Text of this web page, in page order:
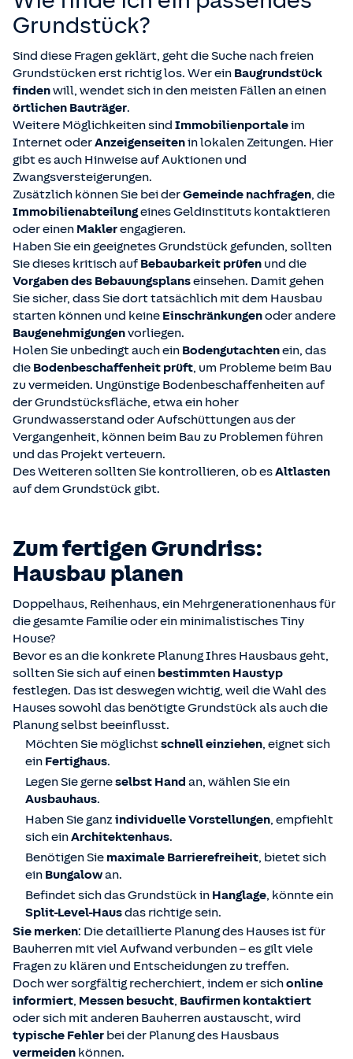
Grundstück?
Sind diese Fragen geklärt, geht die Suche nach freien
Grundstücken erst richtig los. Wer ein Baugrundstück
findenwill, wendet sich in den meisten Fällen an einen
örtlichen Bauträger.
Weitere Möglichkeiten sind Immobilienportaleim
Internet oderAnzeigenseitenin lokalen Zeitungen. Hier
gibt es auch Hinweise auf Auktionen und
Zwangsversteigerungen.
Zusätzlich können Sie bei derGemeinde nachfragen, die
Immobilienabteilungeines Geldinstituts kontaktieren
oder einen Maklerengagieren.
Haben Sie ein geeignetes Grundstück gefunden, sollten
Sie dieses kritisch auf Bebaubarkeit prüfen und die
Vorgaben des Bebauungsplanseinsehen. Damit gehen
Sie sicher, dass Sie dort tatsächlich mit dem Hausbau
starten können und keine Einschränkungenoder andere
Baugenehmigungenvorliegen.
Holen Sie unbedingt auch ein Bodengutachtenein, das
die Bodenbeschaffenheit prüft, um Probleme beim Bau
zu vermeiden. Ungünstige Bodenbeschaffenheiten auf
der Grundstücksfläche, etwa ein hoher
Grundwasserstand oder Aufschüttungen aus der
Vergangenheit, können beim Bau zu Problemen führen
und das Projekt verteuern.
Des Weiteren sollten Sie kontrollieren, ob esAltlasten
auf dem Grundstück gibt.
Zum fertigen Grundriss:
Hausbau planen
Doppelhaus, Reihenhaus, ein Mehrgenerationenhaus für
die gesamte Familie oder ein minimalistisches Tiny
House?
Bevor es an die konkrete Planung Ihres Hausbaus geht,
sollten Sie sich auf einen bestimmten Haustyp
festlegen. Das ist deswegen wichtig, weil die Wahl des
Hauses sowohl das benötigte Grundstück als auch die
Planung selbst beeinflusst.
Möchten Sie möglichstschnell einziehen, eignet sich
ein Fertighaus.
Legen Sie gerneselbst Hand an, wählen Sie ein
Ausbauhaus.
Haben Sie ganz individuelle Vorstellungen, empfiehlt
sich einArchitektenhaus.
Benötigen Sie maximale Barrierefreiheit, bietet sich
ein Bungalowan.
Befindet sich das Grundstück in Hanglage, könnte ein
Split-Level-Hausdas richtige sein.
Sie merken: Die detaillierte Planung des Hauses ist für
Bauherren mit viel Aufwand verbunden – es gilt viele
Fragen zu klären und Entscheidungen zu treffen.
Doch wer sorgfältig recherchiert, indem er sichonline
informiert, Messen besucht, Baufirmen kontaktiert
oder sich mit anderen Bauherren austauscht, wird
typische Fehler bei der Planung des Hausbaus
vermeiden können.